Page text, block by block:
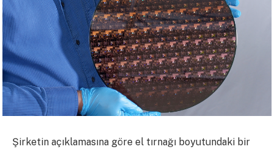
Şirketin açıklamasına göre el tırnağı boyutundaki bir